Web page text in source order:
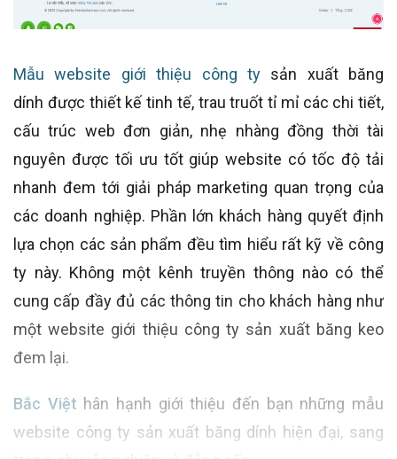
Mẫu website giới thiệu công tysản xuất băng
dính được thiết kế tinh tế, trau truốt tỉ mỉ các chi tiết,
cấu trúc web đơn giản, nhẹ nhàng đồng thời tài
nguyên được tối ưu tốt giúp website có tốc độ tải
nhanh đem tới giải pháp marketing quan trọng của
các doanh nghiệp. Phần lớn khách hàng quyết định
lựa chọn các sản phẩm đều tìm hiểu rất kỹ về công
ty này. Không một kênh truyền thông nào có thể
cung cấp đầy đủ các thông tin cho khách hàng như
một website giới thiệu công ty sản xuất băng keo
đem lại.
Bắc Việt hân hạnh giới thiệu đến bạn những mẫu
website công ty sản xuất băng dính hiện đại, sang